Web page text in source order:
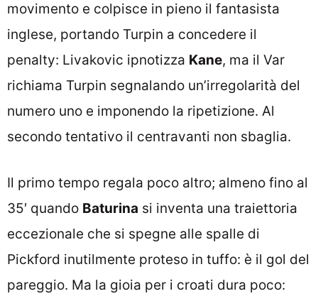
movimento e colpisce in pieno il fantasista
inglese, portando Turpin a concedere il
penalty: Livakovic ipnotizza Kane, ma il Var
richiama Turpin segnalando un’irregolarità del
numero uno e imponendo la ripetizione. Al
secondo tentativo il centravanti non sbaglia.
Il primo tempo regala poco altro; almeno fino al
35′ quando Baturina si inventa una traiettoria
eccezionale che si spegne alle spalle di
Pickford inutilmente proteso in tuffo: è il gol del
pareggio. Ma la gioia per i croati dura poco: